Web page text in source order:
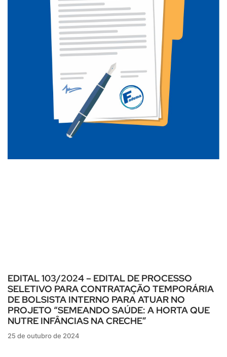
EDITAL 103/2024 – EDITAL DE PROCESSO
SELETIVO PARA CONTRATAÇÃO TEMPORÁRIA
DE BOLSISTA INTERNO PARA ATUAR NO
PROJETO “SEMEANDO SAÚDE: A HORTA QUE
NUTRE INFÂNCIAS NA CRECHE”
25 de outubro de 2024